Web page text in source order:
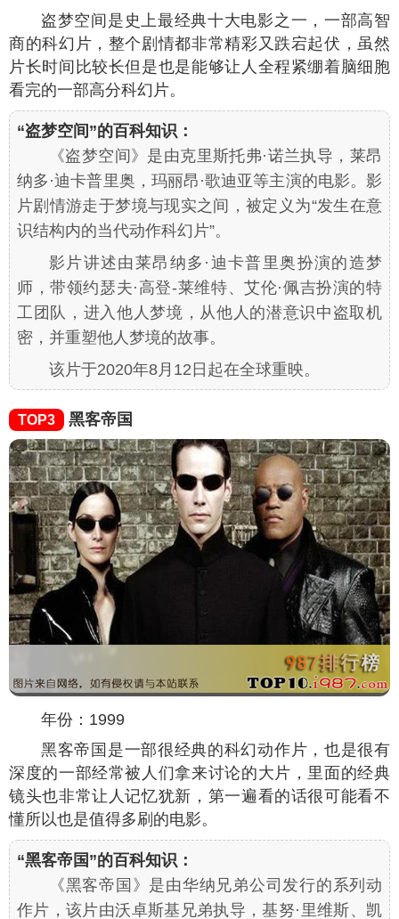
盗梦空间是史上最经典十大电影之一，一部高智
商的科幻片，整个剧情都非常精彩又跌宕起伏，虽然
片长时间比较长但是也是能够让人全程紧绷着脑细胞
看完的一部高分科幻片。
“盗梦空间”的百科知识：
《盗梦空间》是由克里斯托弗·诺兰执导，莱昂
纳多·迪卡普里奥，玛丽昂·歌迪亚等主演的电影。影
片剧情游走于梦境与现实之间，被定义为“发生在意
识结构内的当代动作科幻片”。
影片讲述由莱昂纳多·迪卡普里奥扮演的造梦
师，带领约瑟夫·高登-莱维特、艾伦·佩吉扮演的特
工团队，进入他人梦境，从他人的潜意识中盗取机
密，并重塑他人梦境的故事。
该片于2020年8月12日起在全球重映。
TOP3 黑客帝国
年份：1999
黑客帝国是一部很经典的科幻动作片，也是很有
深度的一部经常被人们拿来讨论的大片，里面的经典
镜头也非常让人记忆犹新，第一遍看的话很可能看不
懂所以也是值得多刷的电影。
“黑客帝国”的百科知识：
《黑客帝国》是由华纳兄弟公司发行的系列动
作片，该片由沃卓斯基兄弟执导，基努·里维斯、凯